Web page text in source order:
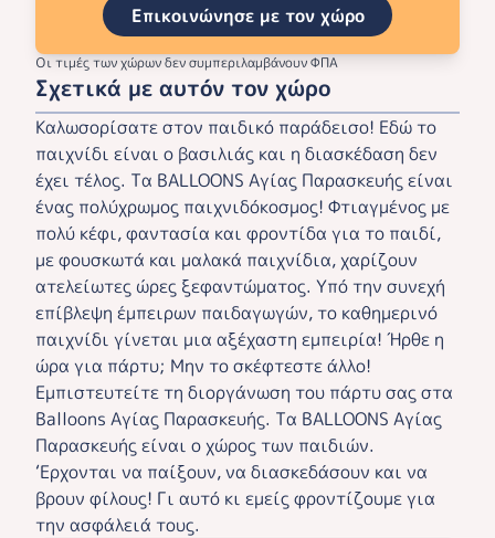
Επικοινώνησε με τον χώρο
Οι τιμές των χώρων δεν συμπεριλαμβάνουν ΦΠΑ
Σχετικά με αυτόν τον χώρο
Καλωσορίσατε στον παιδικό παράδεισο! Εδώ το
παιχνίδι είναι ο βασιλιάς και η διασκέδαση δεν
έχει τέλος. Τα BALLOONS Αγίας Παρασκευής είναι
ένας πολύχρωμος παιχνιδόκοσμος! Φτιαγμένος με
πολύ κέφι, φαντασία και φροντίδα για το παιδί,
με φουσκωτά και μαλακά παιχνίδια, χαρίζουν
ατελείωτες ώρες ξεφαντώματος. Υπό την συνεχή
επίβλεψη έμπειρων παιδαγωγών, το καθημερινό
παιχνίδι γίνεται μια αξέχαστη εμπειρία! Ήρθε η
ώρα για πάρτυ; Μην το σκέφτεστε άλλο!
Εμπιστευτείτε τη διοργάνωση του πάρτυ σας στα
Balloons Αγίας Παρασκευής. Τα BALLOONS Αγίας
Παρασκευής είναι ο χώρος των παιδιών.
‘Ερχονται να παίξουν, να διασκεδάσουν και να
βρουν φίλους! Γι αυτό κι εμείς φροντίζουμε για
την ασφάλειά τους.